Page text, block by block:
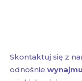
Skontaktuj się z
odnośnie